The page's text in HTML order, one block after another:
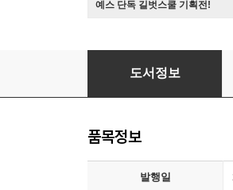
예스 단독 길벗스쿨 기획전!
취업 끝판왕 옴스에게
도서정보
품목정보
발행일